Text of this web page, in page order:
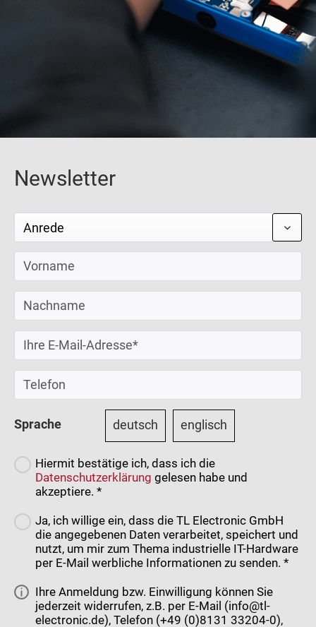
Newsletter
Sprache deutsch englisch
Hiermit bestätige ich, dass ich die
Datenschutzerklärung gelesen habe und
akzeptiere. *
Ja, ich willige ein, dass die TL Electronic GmbH
die angegebenen Daten verarbeitet, speichert und
nutzt, um mir zum Thema industrielle IT-Hardware
per E-Mail werbliche Informationen zu senden. *
Ihre Anmeldung bzw. Einwilligung können Sie
jederzeit widerrufen, z.B. per E-Mail (info@tl-
electronic.de), Telefon (+49 (0)8131 33204-0),